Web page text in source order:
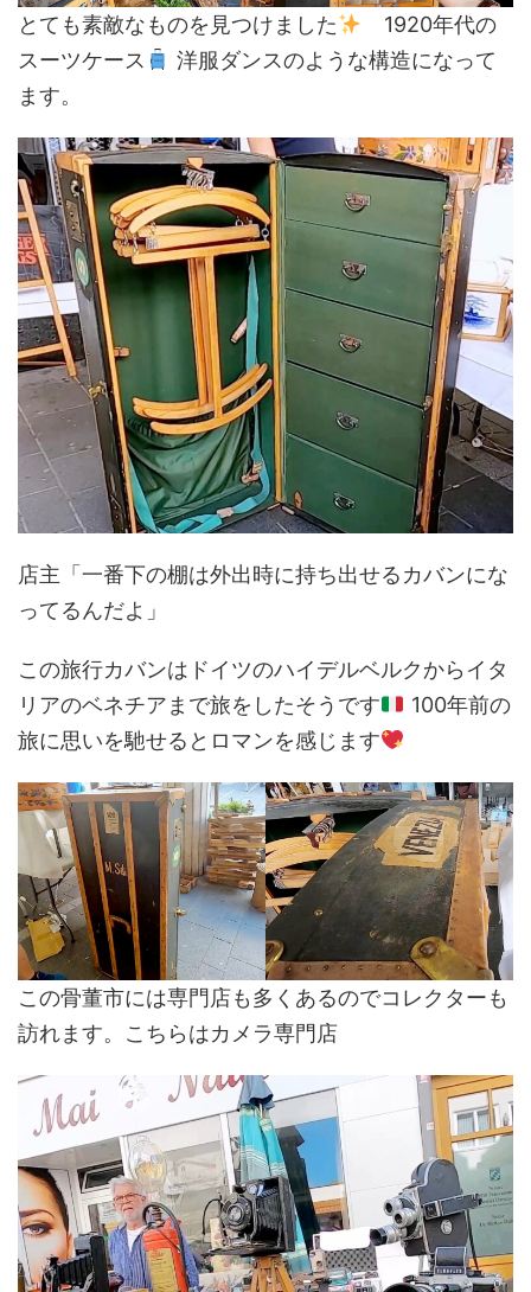
とても素敵なものを見つけました
1920年代の
スーツケース
洋服ダンスのような構造になって
ます。
店主「一番下の棚は外出時に持ち出せるカバンにな
ってるんだよ」
この旅行カバンはドイツのハイデルベルクからイタ
リアのベネチアまで旅をしたそうです
100年前の
旅に思いを馳せるとロマンを感じます
この骨董市には専門店も多くあるのでコレクターも
訪れます。こちらはカメラ専門店